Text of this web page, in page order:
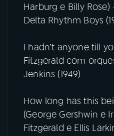
Harburg e Billy
Delta Rhythm Boys
I hadn’t anyone till
Fitzgerald com
Jenkins (1949)
How long has this
(George Gershwin e
Fitzgerald e Ellis